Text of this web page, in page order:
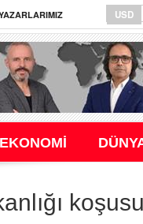
USD
EKONOMİ
koşusu